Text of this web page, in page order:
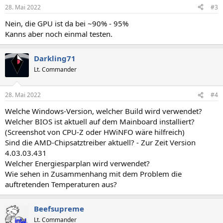
28. Mai 2022 #3
Nein, die GPU ist da bei ~90% - 95%
Kanns aber noch einmal testen.
Darkling71
Lt. Commander
28. Mai 2022 #4
Welche Windows-Version, welcher Build wird verwendet?
Welcher BIOS ist aktuell auf dem Mainboard installiert?
(Screenshot von CPU-Z oder HWiNFO wäre hilfreich)
Sind die AMD-Chipsatztreiber aktuell? - Zur Zeit Version
4.03.03.431
Welcher Energiesparplan wird verwendet?
Wie sehen in Zusammenhang mit dem Problem die
auftretenden Temperaturen aus?
Beefsupreme
Lt. Commander